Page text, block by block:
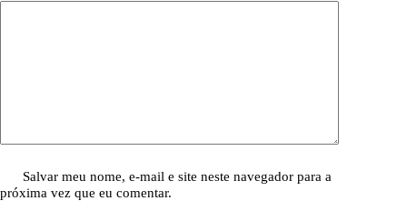
Salvar meu nome, e-mail e site neste navegador para a
próxima vez que eu comentar.